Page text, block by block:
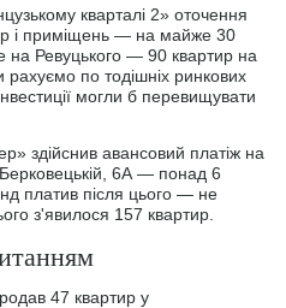
кварталі 2» оточення
і приміщень — на майже 30
Ревуцького — 90 квартир на
по тодішніх ринкових
могли б перевищувати
здійснив авансовий платіж на
6А — понад 6
платив після цього — не
з'явилося 157 квартир.
47 квартир у